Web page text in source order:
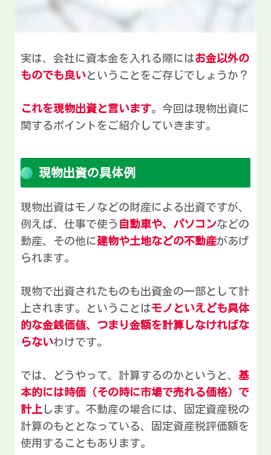
実は、会社に資本金を入れる際にはお金以外の
ものでも良いということをご存じでしょうか？
これを現物出資と言います。今回は現物出資に
関するポイントをご紹介していきます。
現物出資の具体例
現物出資はモノなどの財産による出資ですが、
例えば、仕事で使う 自動車や、パソコンなどの
動産、その他に建物や土地などの不動産があげ
られます。
現物で出資されたものも出資金の一部として計
上されます。ということはモノといえども具体
的な金銭価値、つまり金額を計算しなければな
らないわけです。
では、どうやって、計算するのかというと、 基
本的には時価（その時に市場で売れる価格）で
計上 します。不動産の場合には、固定資産税の
計算のもととなっている、固定資産税評価額を
使用することもあります。